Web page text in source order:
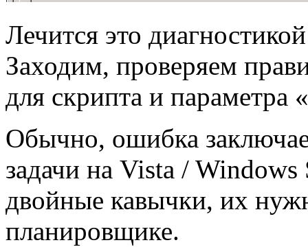
Лечится это
Заходим, проверяем
для скрипта и параметра
Обычно, ошибка
задачи на Vista /
двойные кавычки, их
планировщике.